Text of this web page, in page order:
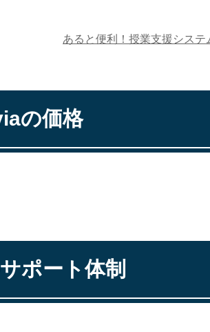
あると便利！授業支援シス
の価格
ポート体制